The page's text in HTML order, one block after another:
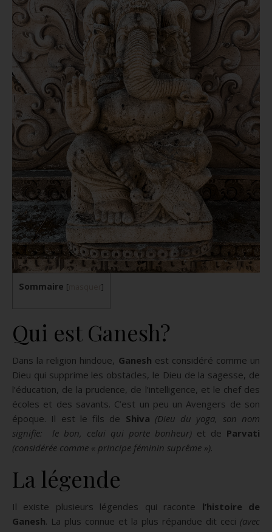
Sommaire [ ]
Qui est Ganesh?
Dans la religion hindoue, Ganesh est considéré comme un
Dieu qui supprime les obstacles, le Dieu de la sagesse, de
l’éducation, de la prudence, de l’intelligence, et le chef des
écoles et des savants. C’est un peu un Avengers de son
époque. Il est le fils de Shiva (Dieu du yoga, son nom
signifie: le bon, celui qui porte bonheur) et de Parvati
(considérée comme « principe féminin suprême »).
La légende
Il existe plusieurs légendes qui raconte l’histoire de
Ganesh. La plus connue et la plus répandue dit ceci (avec